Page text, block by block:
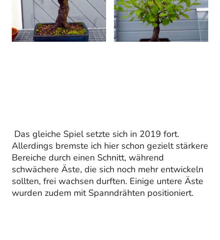
Das gleiche Spiel setzte sich in 2019 fort.
Allerdings bremste ich hier schon gezielt stärkere
Bereiche durch einen Schnitt, während
schwächere Äste, die sich noch mehr entwickeln
sollten, frei wachsen durften. Einige untere Äste
wurden zudem mit Spanndrähten positioniert.